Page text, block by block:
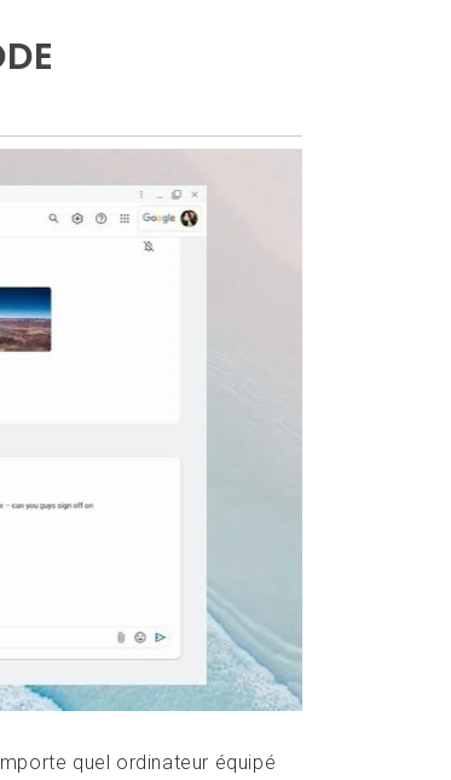
quel ordinateur équipé